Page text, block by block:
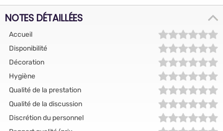
NOTES DÉTAILLÉES
Accueil
Disponibilité
Décoration
Hygiène
Qualité de la prestation
Qualité de la discussion
Discrétion du personnel